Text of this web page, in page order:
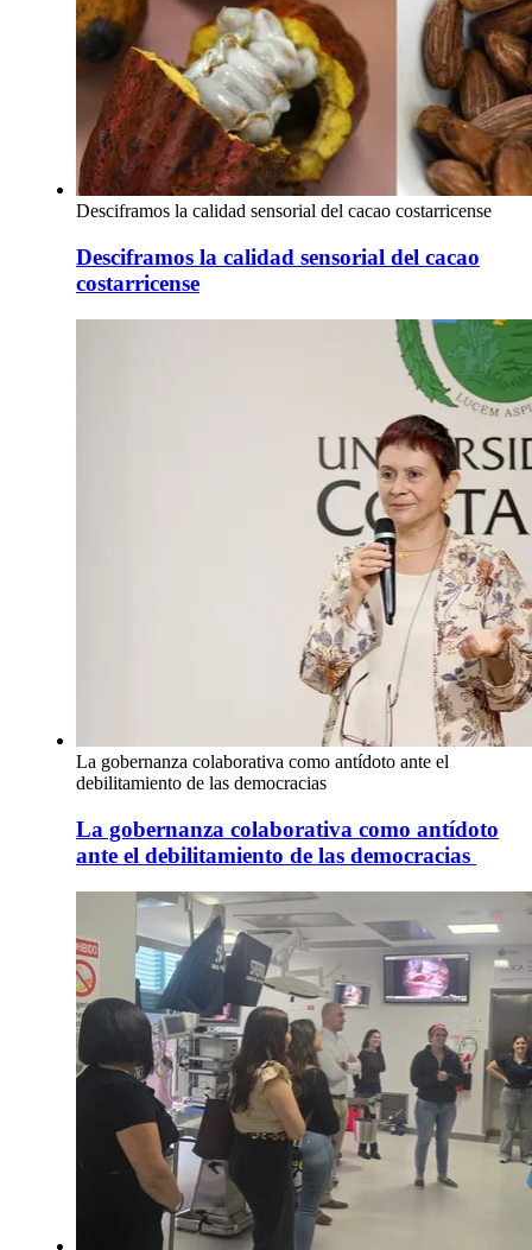
Desciframos la calidad sensorial del cacao costarricense
Desciframos la calidad sensorial del cacao
costarricense
La gobernanza colaborativa como antídoto ante el
debilitamiento de las democracias
La gobernanza colaborativa como antídoto
ante el debilitamiento de las democracias